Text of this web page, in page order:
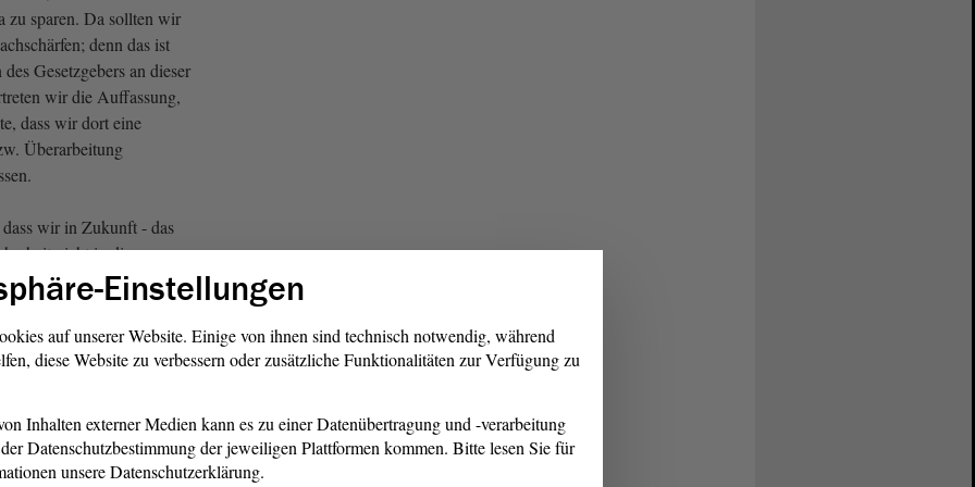
zu sparen. Da sollten wir
denn das ist
Gesetzgebers an dieser
wir die Auffassung,
dass wir dort eine
Überarbeitung
wir in Zukunft - das
nicht in dieser
erreichen - stärker über die
stärker in den Fokus
wir bekommen auch
aktuellen gesetzlichen
Qualitätssteigerungen
und deshalb hier
Debatteüber die
anstehen muss.
Einstellungen
auf unserer Website. Einige von ihnen sind technisch notwendig, während
diese Website zu verbessern oder zusätzliche Funktionalitäten zur Verfügung zu
Inhalten externer Medien kann es zu einer Datenübertragung und -verarbeitung
Datenschutzbestimmung der jeweiligen Plattformen kommen. Bitte lesen Sie für
unsere Datenschutzerklärung.